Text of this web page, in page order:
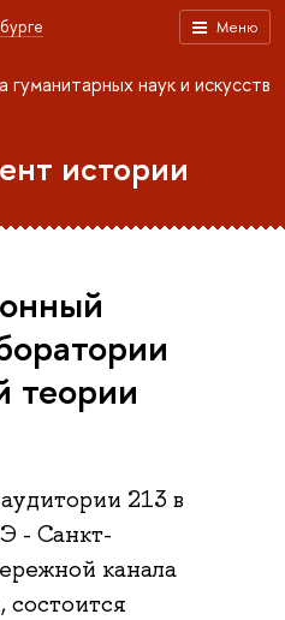
Меню
наук и искусств
истории
теории
213 в
- Санкт-
канала
состоится